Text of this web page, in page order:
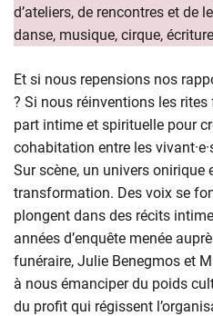
d’ateliers, de rencontres et de
danse, musique, cirque,
Et si nous repensions nos
? Si nous réinventions les
part intime et spirituelle pour
cohabitation entre les
Sur scène, un univers onirique
transformation. Des voix se
plongent dans des récits
années d’enquête menée
funéraire, Julie Benegmos et
à nous émanciper du poids
du profit qui régissent